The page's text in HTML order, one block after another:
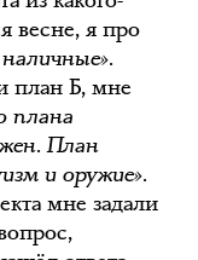
весне, я про
.
план Б, мне
плана
План
и оружие».
мне задали